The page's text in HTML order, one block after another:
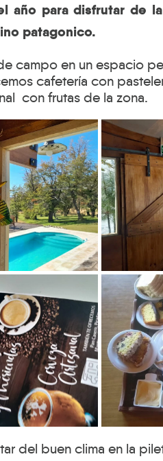
año para disfrutar de
patagonico.
campo en un espacio
cafetería con
con frutas de la zona.
del buen clima en la